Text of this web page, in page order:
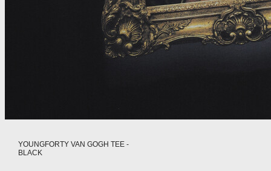
YOUNGFORTY VAN GOGH TEE -
BLACK